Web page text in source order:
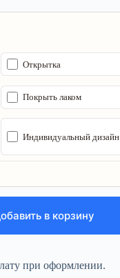
Открытка
Покрыть лаком
Индивидуальный дизайн
в корзину
при оформлении.